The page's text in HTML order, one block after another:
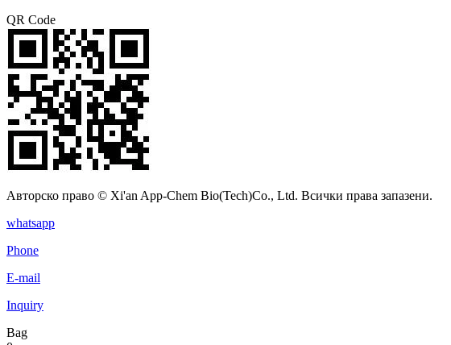
QR Code
Авторско право © Xi'an App-Chem Bio(Tech)Co., Ltd. Всички права запазени.
whatsapp
Phone
E-mail
Inquiry
Bag